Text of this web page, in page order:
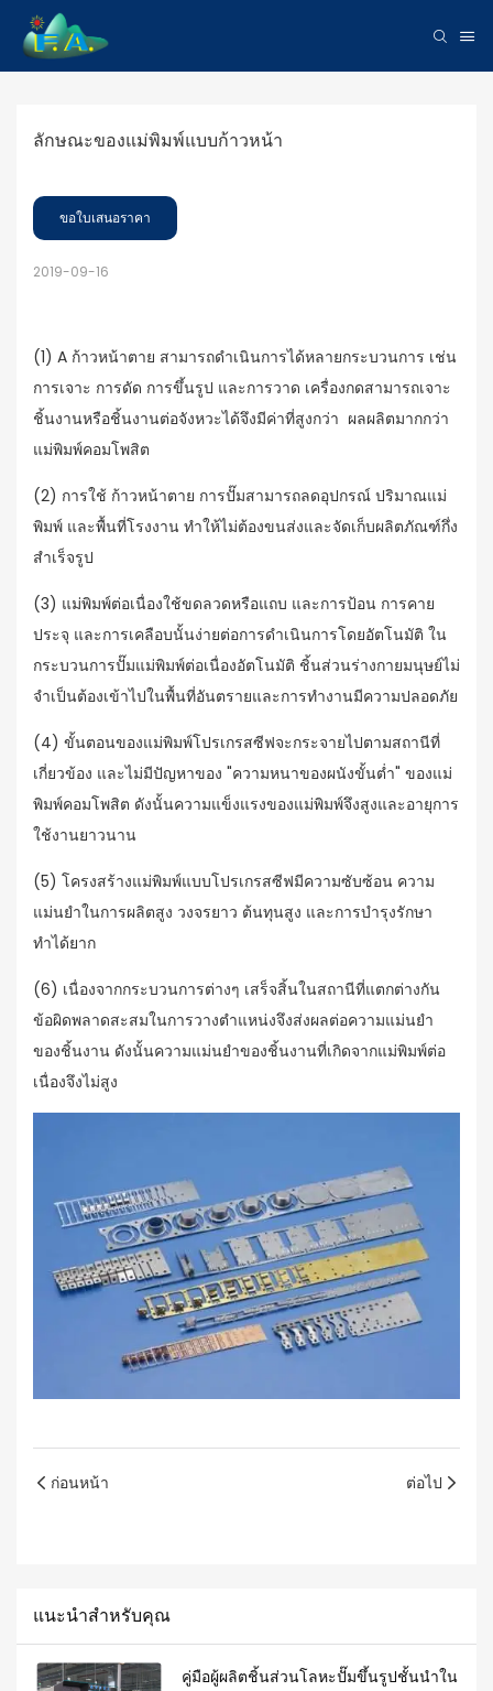
ลักษณะของแม่พิมพ์แบบก้าวหน้า
ขอใบเสนอราคา
2019-09-16
(1) A ก้าวหน้าตาย สามารถดำเนินการได้หลายกระบวนการ เช่น
การเจาะ การดัด การขึ้นรูป และการวาด เครื่องกดสามารถเจาะ
ชิ้นงานหรือชิ้นงานต่อจังหวะได้จึงมีค่าที่สูงกว่า ผลผลิตมากกว่า
แม่พิมพ์คอมโพสิต
(2) การใช้ ก้าวหน้าตาย การปั๊มสามารถลดอุปกรณ์ ปริมาณแม่
พิมพ์ และพื้นที่โรงงาน ทำให้ไม่ต้องขนส่งและจัดเก็บผลิตภัณฑ์กึ่ง
สำเร็จรูป
(3) แม่พิมพ์ต่อเนื่องใช้ขดลวดหรือแถบ และการป้อน การคาย
ประจุ และการเคลือบนั้นง่ายต่อการดำเนินการโดยอัตโนมัติ ใน
กระบวนการปั๊มแม่พิมพ์ต่อเนื่องอัตโนมัติ ชิ้นส่วนร่างกายมนุษย์ไม่
จำเป็นต้องเข้าไปในพื้นที่อันตรายและการทำงานมีความปลอดภัย
(4) ขั้นตอนของแม่พิมพ์โปรเกรสซีฟจะกระจายไปตามสถานีที่
เกี่ยวข้อง และไม่มีปัญหาของ "ความหนาของผนังขั้นต่ำ" ของแม่
พิมพ์คอมโพสิต ดังนั้นความแข็งแรงของแม่พิมพ์จึงสูงและอายุการ
ใช้งานยาวนาน
(5) โครงสร้างแม่พิมพ์แบบโปรเกรสซีฟมีความซับซ้อน ความ
แม่นยำในการผลิตสูง วงจรยาว ต้นทุนสูง และการบำรุงรักษา
ทำได้ยาก
(6) เนื่องจากกระบวนการต่างๆ เสร็จสิ้นในสถานีที่แตกต่างกัน
ข้อผิดพลาดสะสมในการวางตำแหน่งจึงส่งผลต่อความแม่นยำ
ของชิ้นงาน ดังนั้นความแม่นยำของชิ้นงานที่เกิดจากแม่พิมพ์ต่อ
เนื่องจึงไม่สูง
ก่อนหน้า ต่อไป
แนะนำสำหรับคุณ
คู่มือผู้ผลิตชิ้นส่วนโลหะปั๊มขึ้นรูปชั้นนำใน